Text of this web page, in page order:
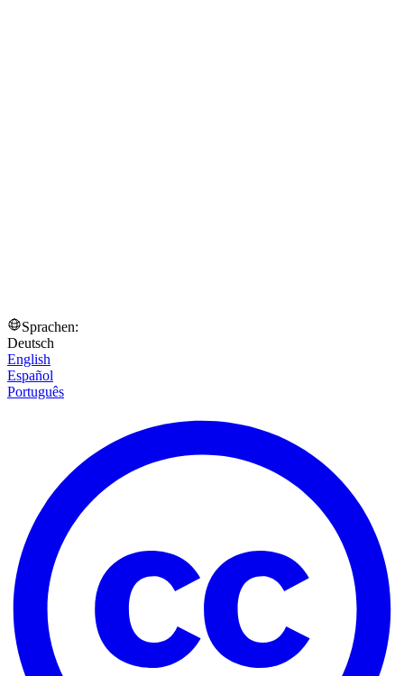
Sprachen:
Deutsch
English
Español
Português